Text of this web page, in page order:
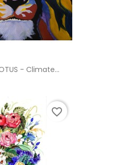
- Climate...
favorite_border